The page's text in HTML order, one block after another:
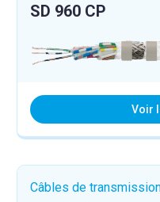
SD 960 CP
Voir
Câbles de